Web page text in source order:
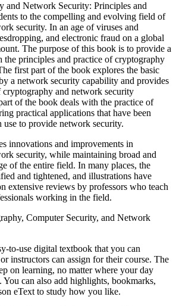
and Network Security: Principles and
to the compelling and evolving field of
security. In an age of viruses and
and electronic fraud on a global
The purpose of this book is to provide a
the principles and practice of cryptography
first part of the book explores the basic
a network security capability and provides
and network security
of the book deals with the practice of
practical applications that have been
use to provide network security.
innovations and improvements in
security, while maintaining broad and
of the entire field. In many places, the
and tightened, and illustrations have
extensive reviews by professors who teach
working in the field.
Computer Security, and Network
to-use digital textbook that you can
instructors can assign for their course. The
on learning, no matter where your day
can also add highlights, bookmarks,
eText to study how you like.